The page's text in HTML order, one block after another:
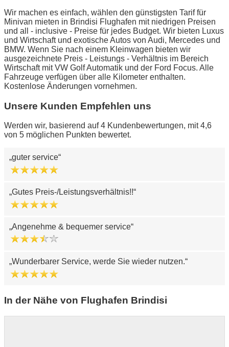
Wir machen es einfach, wählen den günstigsten Tarif für
Minivan mieten in Brindisi Flughafen mit niedrigen Preisen
und all - inclusive - Preise für jedes Budget. Wir bieten Luxus
und Wirtschaft und exotische Autos von Audi, Mercedes und
BMW. Wenn Sie nach einem Kleinwagen bieten wir
ausgezeichnete Preis - Leistungs - Verhältnis im Bereich
Wirtschaft mit VW Golf Automatik und der Ford Focus. Alle
Fahrzeuge verfügen über alle Kilometer enthalten.
Kostenlose Änderungen vornehmen.
Unsere Kunden Empfehlen uns
Werden wir, basierend auf 4 Kundenbewertungen, mit 4,6
von 5 möglichen Punkten bewertet.
guter service
Gutes Preis-/Leistungsverhältnis!!
Angenehme & bequemer service
Wunderbarer Service, werde Sie wieder nutzen.
In der Nähe von Flughafen Brindisi